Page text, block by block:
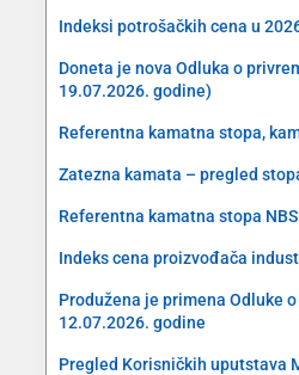
Indeksi potrošačkih cena u
Doneta je nova Odluka o
19.07.2026. godine)
Referentna kamatna stopa,
Zatezna kamata – pregled
Referentna kamatna stopa
Indeks cena proizvođača
Produžena je primena Odluke
12.07.2026. godine
Pregled Korisničkih uputstava